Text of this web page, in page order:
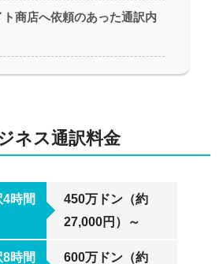
ト商店へ依頼のあった通訳内
ネス通訳料金
4時間
450万ドン（約
27,000円）～
8時間 600万ドン（約